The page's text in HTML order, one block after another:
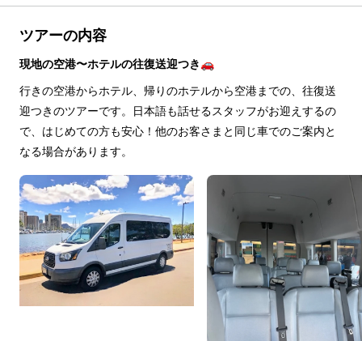
ツアーの内容
現地の空港〜ホテルの往復送迎つき🚗
行きの空港からホテル、帰りのホテルから空港までの、往復送
迎つきのツアーです。日本語も話せるスタッフがお迎えするの
で、はじめての方も安心！他のお客さまと同じ車でのご案内と
なる場合があります。